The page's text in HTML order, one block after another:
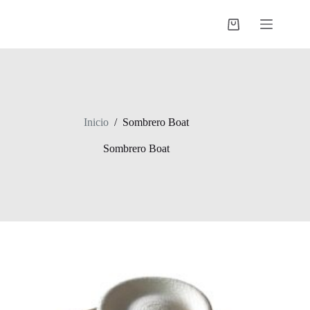
Shopping
Inicio / Sombrero Boat
Sombrero Boat